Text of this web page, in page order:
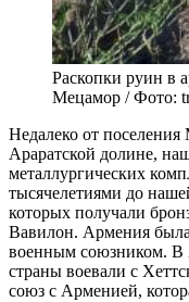
Раскопки руин в
Мецамор / Фото:
Недалеко от
Араратской долине,
металлургических
тысячелетиями до
которых получали
Вавилон. Армения
военным союзником. В
страны воевали с
союз с Арменией,